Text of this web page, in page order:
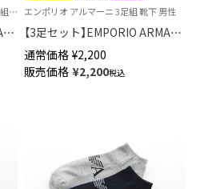
エンポリオ アルマーニ 靴下 男性 3足組 ギフト プレゼント エンポリオ アルマーニ 3足組 靴下 男性
【3足セット】EMPORIO ARMANI
マンガベア スニーカー丈 足底
パイル EA カジュアルソックス
メンズ 【365日最短翌日発送】
通常価格 ¥2,200
販売価格 ¥2,200税込